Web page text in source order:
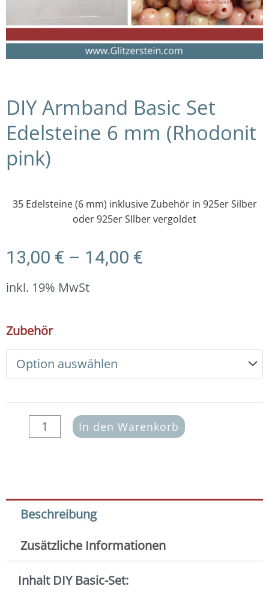
DIY Armband Basic Set
Edelsteine 6 mm (Rhodonit
pink)
35 Edelsteine (6 mm) inklusive Zubehör in 925er Silber
oder 925er SIlber vergoldet
13,00 € – 14,00 €
inkl. 19% MwSt
Zubehör
DIY
Armband
Basic
Set
Edelsteine
(Rhodonit
pink)
In den Warenkorb
Beschreibung
Zusätzliche Informationen
Inhalt DIY Basic-Set: